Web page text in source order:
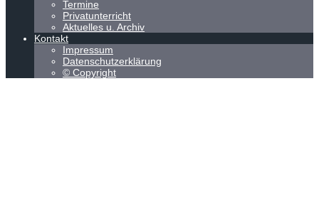
Termine
Privatunterricht
Aktuelles u. Archiv
Kontakt
Impressum
Datenschutzerklärung
© Copyright